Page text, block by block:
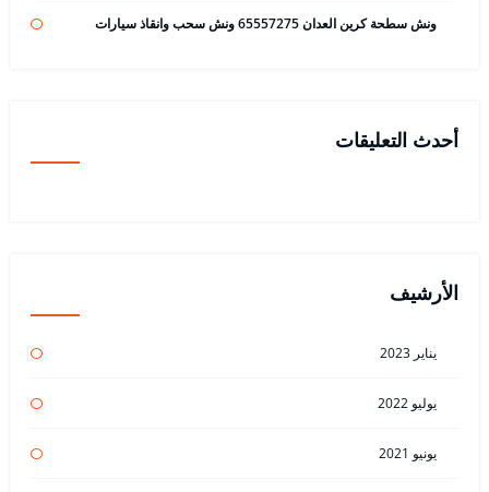
ونش سطحة كرين العدان 65557275 ونش سحب وانقاذ سيارات
أحدث التعليقات
الأرشيف
يناير 2023
يوليو 2022
يونيو 2021